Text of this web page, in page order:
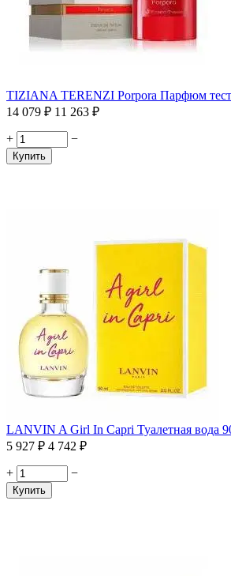
TIZIANA TERENZI Porpora Парфюм
14 079 ₽ 11 263 ₽
+
−
Купить
LANVIN A Girl In Capri Туалетная вода
5 927 ₽ 4 742 ₽
+
−
Купить